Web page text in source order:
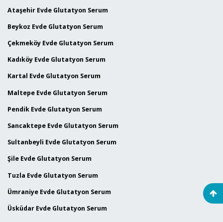
Ataşehir Evde Glutatyon Serum
Beykoz Evde Glutatyon Serum
Çekmeköy Evde Glutatyon Serum
Kadıköy Evde Glutatyon Serum
Kartal Evde Glutatyon Serum
Maltepe Evde Glutatyon Serum
Pendik Evde Glutatyon Serum
Sancaktepe Evde Glutatyon Serum
Sultanbeyli Evde Glutatyon Serum
Şile Evde Glutatyon Serum
Tuzla Evde Glutatyon Serum
Ümraniye Evde Glutatyon Serum
Üsküdar Evde Glutatyon Serum